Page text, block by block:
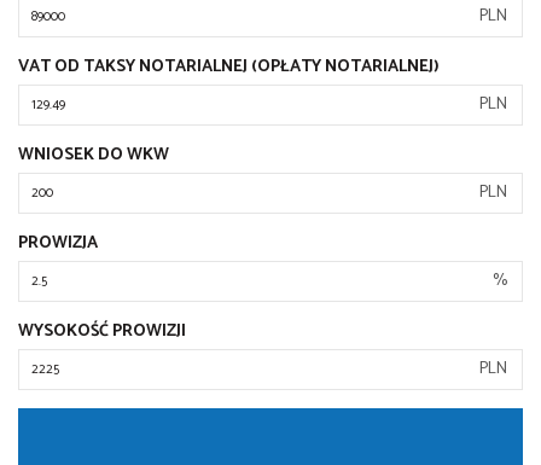
PLN
VAT OD TAKSY NOTARIALNEJ (OPŁATY NOTARIALNEJ)
PLN
WNIOSEK DO WKW
PLN
PROWIZJA
%
WYSOKOŚĆ PROWIZJI
PLN